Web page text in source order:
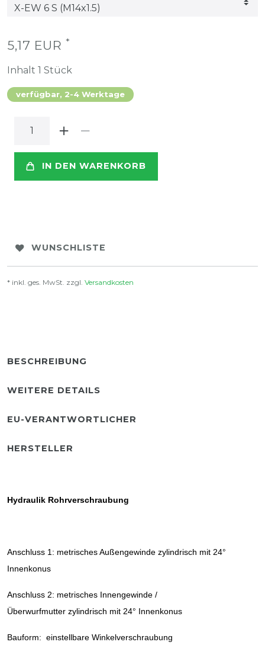
5,17 EUR *
Inhalt 1 Stück
verfügbar, 2-4 Werktage
IN DEN WARENKORB
WUNSCHLISTE
* inkl. ges. MwSt. zzgl. Versandkosten
BESCHREIBUNG
WEITERE DETAILS
EU-VERANTWORTLICHER
HERSTELLER
Hydraulik Rohrverschraubung
Anschluss 1: metrisches Außengewinde zylindrisch mit 24°
Innenkonus
Anschluss 2: metrisches Innengewinde /
Überwurfmutter zylindrisch mit 24° Innenkonus
Bauform: einstellbare Winkelverschraubung